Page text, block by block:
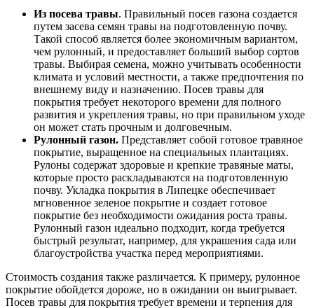
Из посева травы. Правильный посев газона создается
путем засева семян травы на подготовленную почву.
Такой способ является более экономичным вариантом,
чем рулонный, и предоставляет больший выбор сортов
травы. Выбирая семена, можно учитывать особенности
климата и условий местности, а также предпочтения по
внешнему виду и назначению. Посев травы для
покрытия требует некоторого времени для полного
развития и укрепления травы, но при правильном уходе
он может стать прочным и долговечным.
Рулонный газон. Представляет собой готовое травяное
покрытие, выращенное на специальных плантациях.
Рулоны содержат здоровые и крепкие травяные маты,
которые просто раскладываются на подготовленную
почву. Укладка покрытия в Липецке обеспечивает
мгновенное зеленое покрытие и создает готовое
покрытие без необходимости ожидания роста травы.
Рулонный газон идеально подходит, когда требуется
быстрый результат, например, для украшения сада или
благоустройства участка перед мероприятиями.
Стоимость создания также различается. К примеру, рулонное
покрытие обойдется дороже, но в ожидании он выигрывает.
Посев травы для покрытия требует времени и терпения для